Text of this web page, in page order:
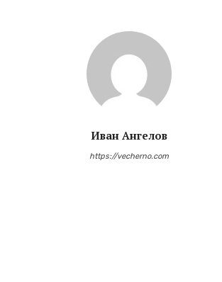
Иван Ангелов
https://vecherno.com